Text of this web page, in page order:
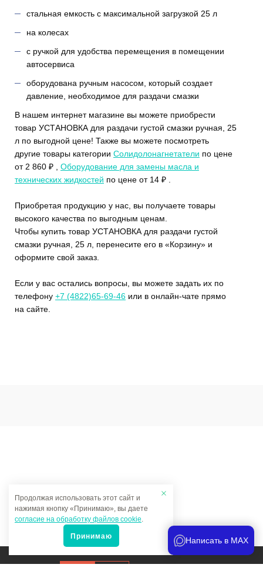
стальная емкость с максимальной загрузкой 25 л
на колесах
с ручкой для удобства перемещения в помещении
автосервиса
оборудована ручным насосом, который создает
давление, необходимое для раздачи смазки
В нашем интернет магазине вы можете приобрести
товар УСТАНОВКА для раздачи густой смазки ручная, 25
л по выгодной цене! Также вы можете посмотреть
другие товары категории Солидолонагнетатели по цене
от 2 860 ₽ , Оборудование для замены масла и
технических жидкостей по цене от 14 ₽ .
Приобретая продукцию у нас, вы получаете товары
высокого качества по выгодным ценам.
Чтобы купить товар УСТАНОВКА для раздачи густой
смазки ручная, 25 л, перенесите его в «Корзину» и
оформите свой заказ.
Если у вас остались вопросы, вы можете задать их по
телефону +7 (4822)65-69-46 или в онлайн-чате прямо
на сайте.
Продвижение сайта
Продолжая использовать этот сайт и
нажимая кнопку «Принимаю», вы даете
согласие на обработку файлов cookie.
Принимаю Написать в MAX